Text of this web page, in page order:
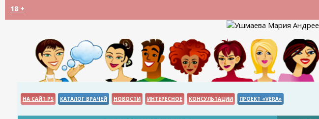
18 +
НА САЙТ PS КАТАЛОГ ВРАЧЕЙ НОВОСТИ ИНТЕРЕСНОЕ КОНСУЛЬТАЦИИ ПРОЕКТ «VERA»